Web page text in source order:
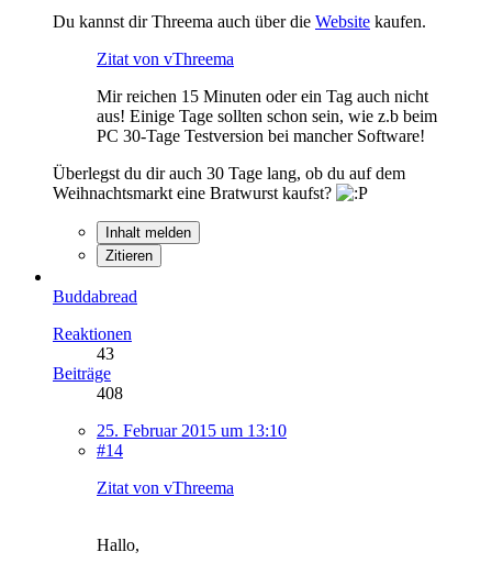
Du kannst dir Threema auch über die Website kaufen.
Zitat von vThreema
Mir reichen 15 Minuten oder ein Tag auch nicht
aus! Einige Tage sollten schon sein, wie z.b beim
PC 30-Tage Testversion bei mancher Software!
Überlegst du dir auch 30 Tage lang, ob du auf dem
Weihnachtsmarkt eine Bratwurst kaufst?
Inhalt melden
Zitieren
Buddabread
Reaktionen
43
Beiträge
408
25. Februar 2015 um 13:10
#14
Zitat von vThreema
Hallo,